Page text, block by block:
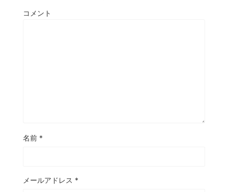
コメント
名前 *
メールアドレス *